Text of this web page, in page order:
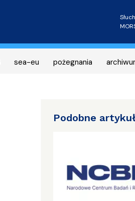
sea-eu pożegnania
Podobne